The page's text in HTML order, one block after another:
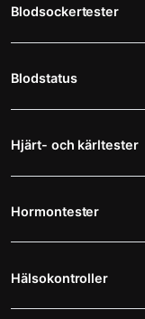
Blodsockertester
Blodstatus
Hjärt- och kärltester
Hormontester
Hälsokontroller